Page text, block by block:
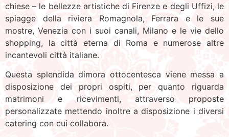
chiese – le bellezze artistiche di Firenze e degli Uffizi, le
spiagge della riviera Romagnola, Ferrara e le sue
mostre, Venezia con i suoi canali, Milano e le vie dello
shopping, la città eterna di Roma e numerose altre
incantevoli città italiane.
Questa splendida dimora ottocentesca viene messa a
disposizione dei propri ospiti, per quanto riguarda
matrimoni e ricevimenti, attraverso proposte
personalizzate mettendo inoltre a disposizione i diversi
catering con cui collabora.